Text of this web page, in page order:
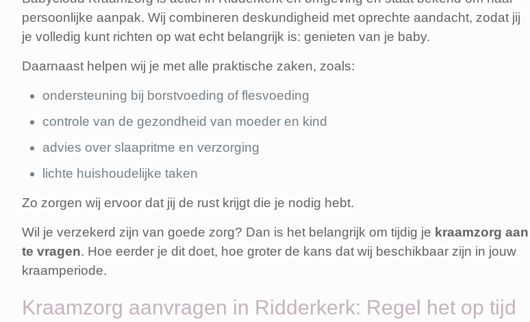
persoonlijke aanpak. Wij combineren deskundigheid met oprechte aandacht, zodat jij
je volledig kunt richten op wat echt belangrijk is: genieten van je baby.
Daarnaast helpen wij je met alle praktische zaken, zoals:
ondersteuning bij borstvoeding of flesvoeding
controle van de gezondheid van moeder en kind
advies over slaapritme en verzorging
lichte huishoudelijke taken
Zo zorgen wij ervoor dat jij de rust krijgt die je nodig hebt.
Wil je verzekerd zijn van goede zorg? Dan is het belangrijk om tijdig je kraamzorg aan
te vragen. Hoe eerder je dit doet, hoe groter de kans dat wij beschikbaar zijn in jouw
kraamperiode.
Kraamzorg aanvragen in Ridderkerk: Regel het op tijd